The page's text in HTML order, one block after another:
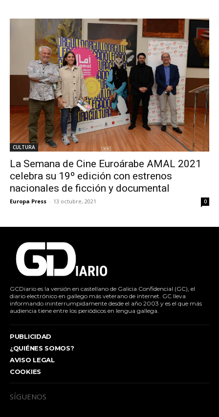
CULTURA
La Semana de Cine Euroárabe AMAL 2021
celebra su 19º edición con estrenos
nacionales de ficción y documental
Europa Press - 13 octubre, 2021 0
GCDiario es la versión en castellano de Galicia Confidencial (GC), el
diario electrónico en gallego más veterano de internet. GC lleva
informando ininterrumpidamente desde el año 2003 y es el que más
audiencia tiene entre los periódicos en lengua gallega.
PUBLICIDAD
¿QUIÉNES SOMOS?
AVISO LEGAL
COOKIES
SÍGUENOS